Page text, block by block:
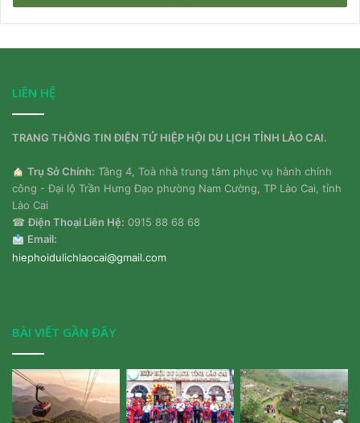
của
bạn
LIÊN HỆ
TRANG THÔNG TIN ĐIỆN TỬ HIỆP HỘI DU LỊCH TỈNH LÀO CAI.
Trụ Sở Chính: Tầng 4, Toà nhà trung tâm phục vụ hành chính
công - Đại lộ Trần Hưng Đạo phường Nam Cường, TP Lào Cai, tỉnh
Lào Cai
☎Điện Thoại Liên Hệ: 0915 88 68 68
Email:
hiephoidulichlaocai@gmail.com
BÀI VIẾT GẦN ĐÂY